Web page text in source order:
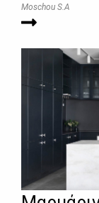
Moschou S.A